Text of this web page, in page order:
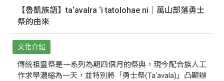
【魯凱族語】ta‘avalra ‘i tatolohae ni｜萬山部落勇士
祭的由來
文化介紹
傳統祖靈祭是一系列為期四個月的祭典，現今配合族人工
作求學濃縮為一天，並特別將「勇士祭(Ta‘avala)」凸顯辦